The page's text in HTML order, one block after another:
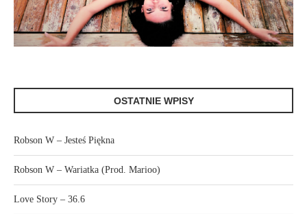
OSTATNIE WPISY
Robson W – Jesteś Piękna
Robson W – Wariatka (Prod. Marioo)
Love Story – 36.6